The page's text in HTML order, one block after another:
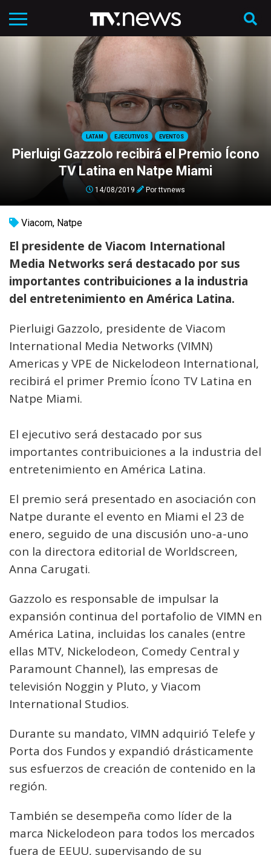
LATAM EJECUTIVOS EVENTOS
Pierluigi Gazzolo recibirá el Premio Ícono
TV Latina en Natpe Miami
14/08/2019 Porttvnews
Viacom, Natpe
El presidente de Viacom International
Media Networks será destacado por sus
importantes contribuiciones a la industria
del entretenimiento en América Latina.
Pierluigi Gazzolo, presidente de Viacom
International Media Networks (VIMN)
Americas y VPE de Nickelodeon International,
recibirá el primer Premio Ícono TV Latina en
Natpe Miami.
El ejecutivo será destacado por sus
importantes contribuiciones a la industria del
entretenimiento en América Latina.
El premio será presentado en asociación con
Natpe durante el evento en Miami el 23 de
enero, seguido de una discusión uno-a-uno
con la directora editorial de Worldscreen,
Anna Carugati.
Gazzolo es responsable de impulsar la
expansión continua del portafolio de VIMN en
América Latina, incluidas los canales (entre
ellas MTV, Nickelodeon, Comedy Central y
Paramount Channel), las empresas de
televisión Noggin y Pluto, y Viacom
International Studios.
Durante su mandato, VIMN adquirió Telefe y
Porta dos Fundos y expandió drásticamente
sus esfuerzos de creación de contenido en la
región.
También se desempeña como líder de la
marca Nickelodeon para todos los mercados
fuera de EEUU, supervisando de su